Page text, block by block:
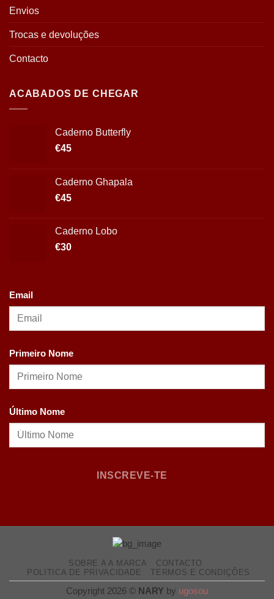
Envios
Trocas e devoluções
Contacto
ACABADOS DE CHEGAR
Caderno Butterfly
€45
Caderno Ghapala
€45
Caderno Lobo
€30
Email
Primeiro Nome
Último Nome
INSCREVE-TE
SOBRE A A MARCA
CONTACTO
POLITICA DE PRIVACIDADE
TERMOS E CONDIÇÕES
Copyright 2026 © NARY by ugosou